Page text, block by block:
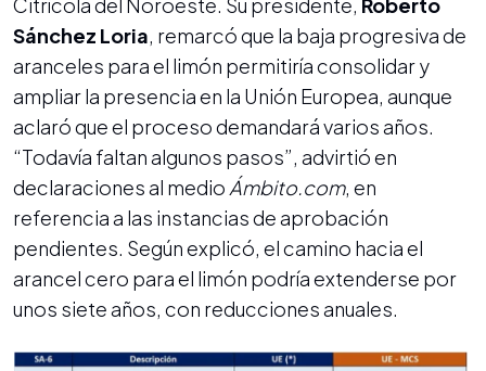
Sánchez Loria, remarcó que la baja progresiva de
aranceles para el limón permitiría consolidar y
ampliar la presencia en la Unión Europea, aunque
aclaró que el proceso demandará varios años.
“Todavía faltan algunos pasos”, advirtió en
declaraciones al medio Ámbito.com, en
referencia a las instancias de aprobación
pendientes. Según explicó, el camino hacia el
arancel cero para el limón podría extenderse por
unos siete años, con reducciones anuales.